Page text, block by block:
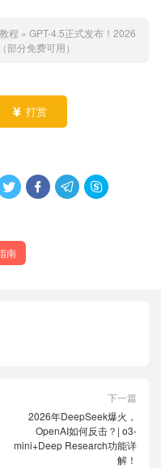
程 » GPT-4.5正式发布！2026
分免费可用）
 打赏
   
南
下一篇
2026年DeepSeek爆火，
OpenAI如何反击？| o3-
mini+Deep Research功能详
解！